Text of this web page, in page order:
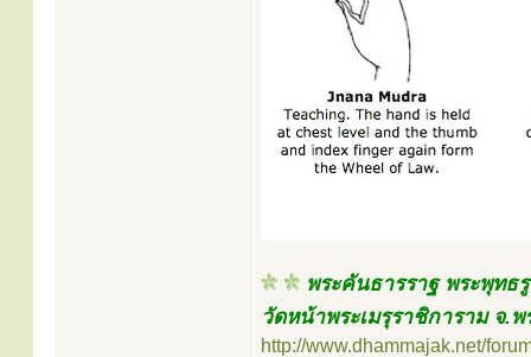
พระคันธารราฐ พระพุทธ
วัดหน้าพระเมรุราชิการาม จ.
http://www.dhammajak.net/